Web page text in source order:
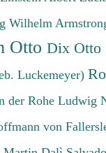
Wilhelm
Otto Dix Otto
Luckemeyer)
der Rohe Ludwig
von